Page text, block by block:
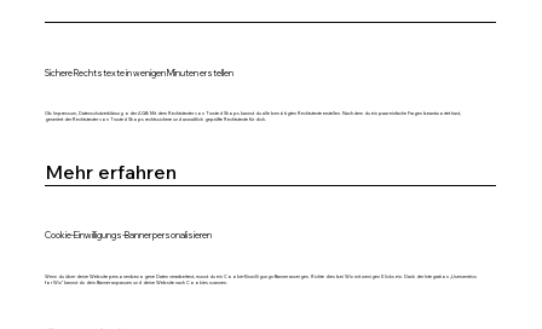
Sichere Rechtstexte in wenigen Minuten erstellen
Ob Impressum, Datenschutzerklärung oder AGB: Mit dem Rechtstexter von Trusted Shops kannst du alle benötigten Rechtstexte erstellen. Nachdem du ein paar einfache Fragen beantwortet hast,
generiert der Rechtstexter von Trusted Shops rechtssichere und anwaltlich geprüfte Rechtstexte für dich.
Mehr erfahren
Cookie-Einwilligungs-Banner personalisieren
Wenn du über deine Website personenbezogene Daten verarbeitest, musst du ein Cookie-Einwilligungs-Banner anzeigen. Richte dies bei Wix mit wenigen Klicks ein. Dank der Integration „Usercentrics
for Wix“ kannst du dein Banner anpassen und deine Website nach Cookies scannen.